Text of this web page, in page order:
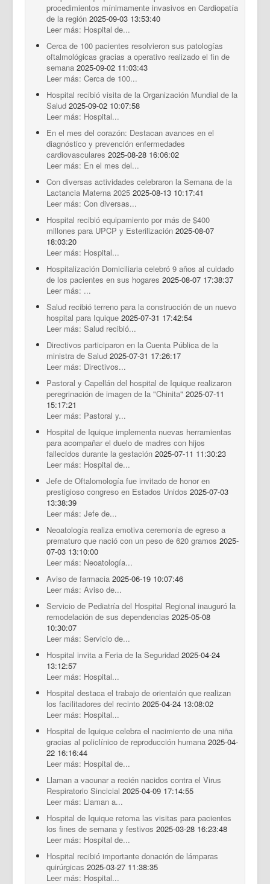
procedimientos mínimamente invasivos en Cardiopatía
de la región 2025-09-03 13:53:40
Leer más: Hospital de...
Cerca de 100 pacientes resolvieron sus patologías
oftalmológicas gracias a operativo realizado el fin de
semana 2025-09-02 11:03:43
Leer más: Cerca de 100...
Hospital recibió visita de la Organización Mundial de la
Salud 2025-09-02 10:07:58
Leer más: Hospital...
En el mes del corazón: Destacan avances en el
diagnóstico y prevención enfermedades
cardiovasculares 2025-08-28 16:06:02
Leer más: En el mes del...
Con diversas actividades celebraron la Semana de la
Lactancia Materna 2025 2025-08-13 10:17:41
Leer más: Con diversas...
Hospital recibió equipamiento por más de $400
millones para UPCP y Esterilización 2025-08-07
18:03:20
Leer más: Hospital...
Hospitalización Domiciliaria celebró 9 años al cuidado
de los pacientes en sus hogares 2025-08-07 17:38:37
Leer más: ...
Salud recibió terreno para la construcción de un nuevo
hospital para Iquique 2025-07-31 17:42:54
Leer más: Salud recibió...
Directivos participaron en la Cuenta Pública de la
ministra de Salud 2025-07-31 17:26:17
Leer más: Directivos...
Pastoral y Capellán del hospital de Iquique realizaron
peregrinación de imagen de la "Chinita" 2025-07-11
15:17:21
Leer más: Pastoral y...
Hospital de Iquique implementa nuevas herramientas
para acompañar el duelo de madres con hijos
fallecidos durante la gestación 2025-07-11 11:30:23
Leer más: Hospital de...
Jefe de Oftalomología fue invitado de honor en
prestigioso congreso en Estados Unidos 2025-07-03
13:38:39
Leer más: Jefe de...
Neoatología realiza emotiva ceremonia de egreso a
prematuro que nació con un peso de 620 gramos 2025-
07-03 13:10:00
Leer más: Neoatología...
Aviso de farmacia 2025-06-19 10:07:46
Leer más: Aviso de...
Servicio de Pediatría del Hospital Regional inauguró la
remodelación de sus dependencias 2025-05-08
10:30:07
Leer más: Servicio de...
Hospital invita a Feria de la Seguridad 2025-04-24
13:12:57
Leer más: Hospital...
Hospital destaca el trabajo de orientaión que realizan
los facilitadores del recinto 2025-04-24 13:08:02
Leer más: Hospital...
Hospital de Iquique celebra el nacimiento de una niña
gracias al policlínico de reproducción humana 2025-04-
22 16:16:44
Leer más: Hospital de...
Llaman a vacunar a recién nacidos contra el Virus
Respiratorio Sincicial 2025-04-09 17:14:55
Leer más: Llaman a...
Hospital de Iquique retoma las visitas para pacientes
los fines de semana y festivos 2025-03-28 16:23:48
Leer más: Hospital de...
Hospital recibió importante donación de lámparas
quirúrgicas 2025-03-27 11:38:35
Leer más: Hospital...